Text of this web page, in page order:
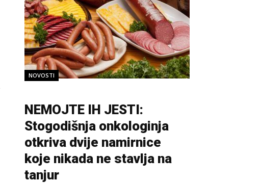
NOVOSTI
NEMOJTE IH JESTI:
Stogodišnja onkologinja
otkriva dvije namirnice
koje nikada ne stavlja na
tanjur